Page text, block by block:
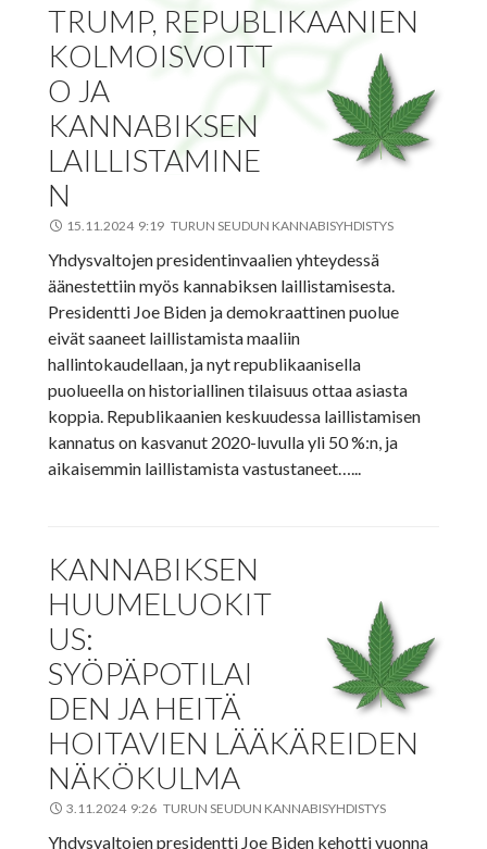
TRUMP, REPUBLIKAANIEN
KOLMOISVOITT
O JA
KANNABIKSEN
LAILLISTAMINE
N
15.11.2024 9:19 TURUN SEUDUN KANNABISYHDISTYS
Yhdysvaltojen presidentinvaalien yhteydessä
äänestettiin myös kannabiksen laillistamisesta.
Presidentti Joe Biden ja demokraattinen puolue
eivät saaneet laillistamista maaliin
hallintokaudellaan, ja nyt republikaanisella
puolueella on historiallinen tilaisuus ottaa asiasta
koppia. Republikaanien keskuudessa laillistamisen
kannatus on kasvanut 2020-luvulla yli 50 %:n, ja
aikaisemmin laillistamista vastustaneet…...
KANNABIKSEN
HUUMELUOKIT
US:
SYÖPÄPOTILAI
DEN JA HEITÄ
HOITAVIEN LÄÄKÄREIDEN
NÄKÖKULMA
3.11.2024 9:26 TURUN SEUDUN KANNABISYHDISTYS
Yhdysvaltojen presidentti Joe Biden kehotti vuonna